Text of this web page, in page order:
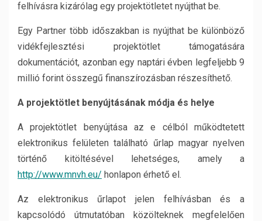
felhívásra kizárólag egy projektötletet nyújthat be.
Egy Partner több időszakban is nyújthat be különböző
vidékfejlesztési projektötlet támogatására
dokumentációt, azonban egy naptári évben legfeljebb 9
millió forint összegű finanszírozásban részesíthető.
A projektötlet benyújtásának módja és helye
A projektötlet benyújtása az e célból működtetett
elektronikus felületen található űrlap magyar nyelven
történő kitöltésével lehetséges, amely a
http://www.mnvh.eu/ honlapon érhető el.
Az elektronikus űrlapot jelen felhívásban és a
kapcsolódó útmutatóban közölteknek megfelelően